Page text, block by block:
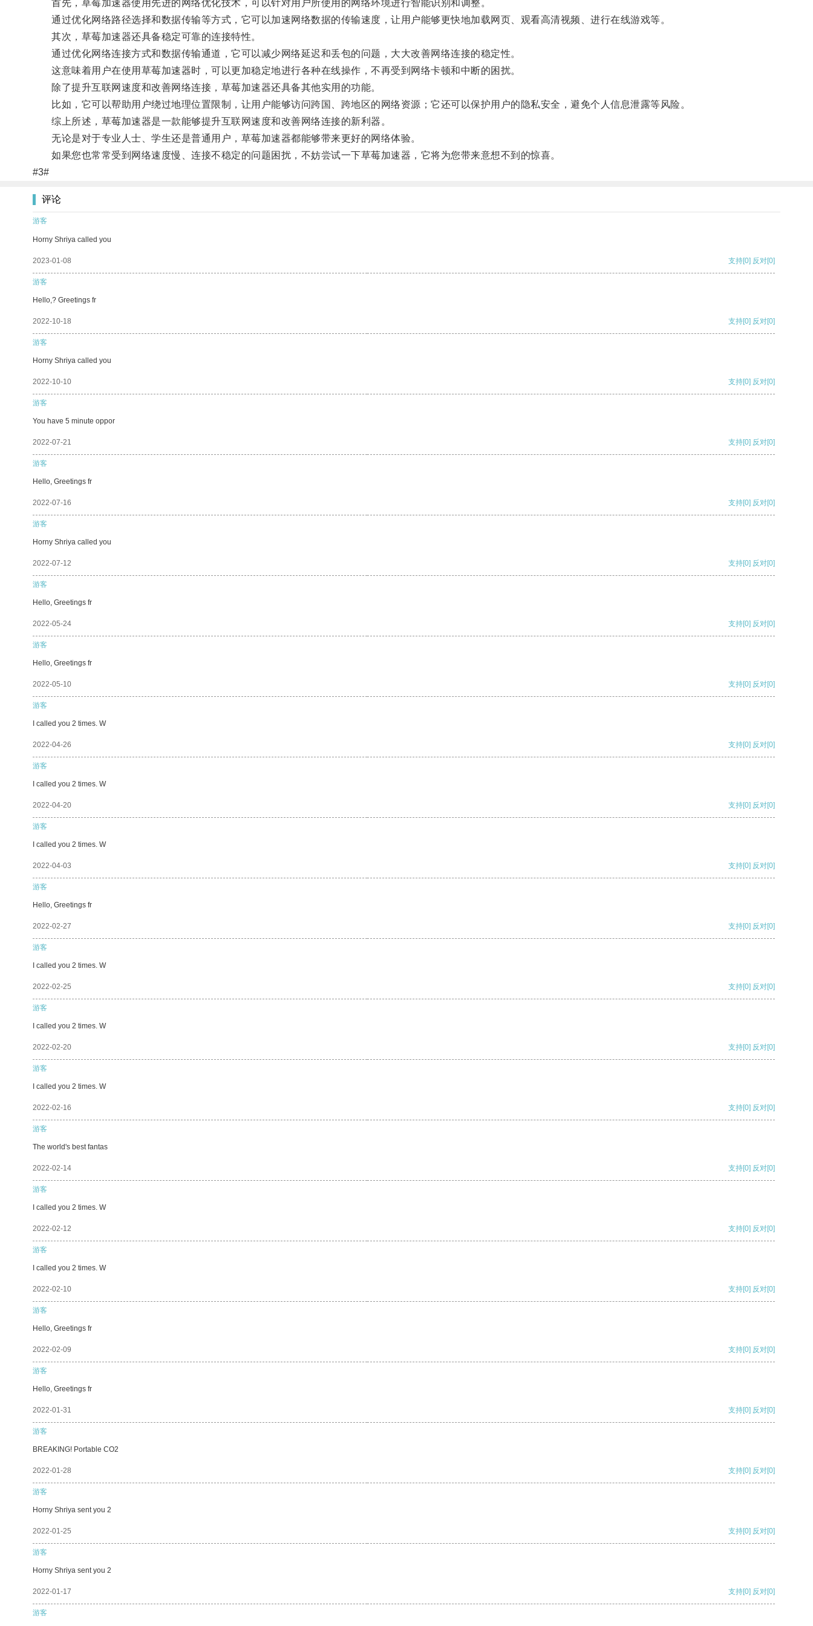
首先，草莓加速器使用先进的网络优化技术，可以针对用户所使用的网络环境进行智能识别和调整。
通过优化网络路径选择和数据传输等方式，它可以加速网络数据的传输速度，让用户能够更快地加载网页、观看高清视频、进行在线游戏等。
其次，草莓加速器还具备稳定可靠的连接特性。
通过优化网络连接方式和数据传输通道，它可以减少网络延迟和丢包的问题，大大改善网络连接的稳定性。
这意味着用户在使用草莓加速器时，可以更加稳定地进行各种在线操作，不再受到网络卡顿和中断的困扰。
除了提升互联网速度和改善网络连接，草莓加速器还具备其他实用的功能。
比如，它可以帮助用户绕过地理位置限制，让用户能够访问跨国、跨地区的网络资源；它还可以保护用户的隐私安全，避免个人信息泄露等风险。
综上所述，草莓加速器是一款能够提升互联网速度和改善网络连接的新利器。
无论是对于专业人士、学生还是普通用户，草莓加速器都能够带来更好的网络体验。
如果您也常常受到网络速度慢、连接不稳定的问题困扰，不妨尝试一下草莓加速器，它将为您带来意想不到的惊喜。
#3#
评论
游客
Horny Shriya called you
2023-01-08 支持[0] 反对[0]
游客
Hello,? Greetings fr
2022-10-18 支持[0] 反对[0]
游客
Horny Shriya called you
2022-10-10 支持[0] 反对[0]
游客
You have 5 minute oppor
2022-07-21 支持[0] 反对[0]
游客
Hello, Greetings fr
2022-07-16 支持[0] 反对[0]
游客
Horny Shriya called you
2022-07-12 支持[0] 反对[0]
游客
Hello, Greetings fr
2022-05-24 支持[0] 反对[0]
游客
Hello, Greetings fr
2022-05-10 支持[0] 反对[0]
游客
I called you 2 times. W
2022-04-26 支持[0] 反对[0]
游客
I called you 2 times. W
2022-04-20 支持[0] 反对[0]
游客
I called you 2 times. W
2022-04-03 支持[0] 反对[0]
游客
Hello, Greetings fr
2022-02-27 支持[0] 反对[0]
游客
I called you 2 times. W
2022-02-25 支持[0] 反对[0]
游客
I called you 2 times. W
2022-02-20 支持[0] 反对[0]
游客
I called you 2 times. W
2022-02-16 支持[0] 反对[0]
游客
The world's best fantas
2022-02-14 支持[0] 反对[0]
游客
I called you 2 times. W
2022-02-12 支持[0] 反对[0]
游客
I called you 2 times. W
2022-02-10 支持[0] 反对[0]
游客
Hello, Greetings fr
2022-02-09 支持[0] 反对[0]
游客
Hello, Greetings fr
2022-01-31 支持[0] 反对[0]
游客
BREAKING! Portable CO2
2022-01-28 支持[0] 反对[0]
游客
Horny Shriya sent you 2
2022-01-25 支持[0] 反对[0]
游客
Horny Shriya sent you 2
2022-01-17 支持[0] 反对[0]
游客